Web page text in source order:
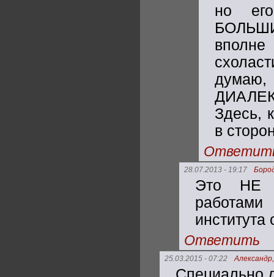
но
Здесь,
в
28.07.2013 - 19:17
Это НЕ
Ответить
25.03.2015 - 07:22